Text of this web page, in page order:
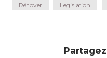
Rénover Legislation